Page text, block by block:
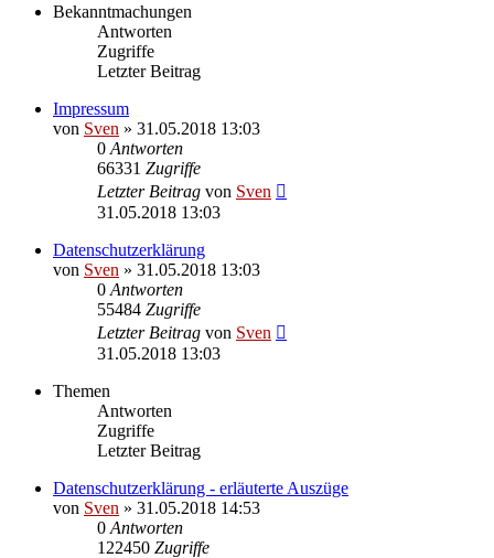
Bekanntmachungen
Antworten
Zugriffe
Letzter Beitrag
Impressum
von Sven » 31.05.2018 13:03
0 Antworten
66331 Zugriffe
Letzter Beitrag von Sven
31.05.2018 13:03
Datenschutzerklärung
von Sven » 31.05.2018 13:03
0 Antworten
55484 Zugriffe
Letzter Beitrag von Sven
31.05.2018 13:03
Themen
Antworten
Zugriffe
Letzter Beitrag
Datenschutzerklärung - erläuterte Auszüge
von Sven » 31.05.2018 14:53
0 Antworten
122450 Zugriffe